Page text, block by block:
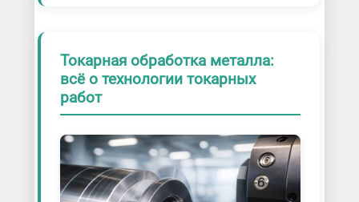
Токарная обработка металла:
всё о технологии токарных
работ